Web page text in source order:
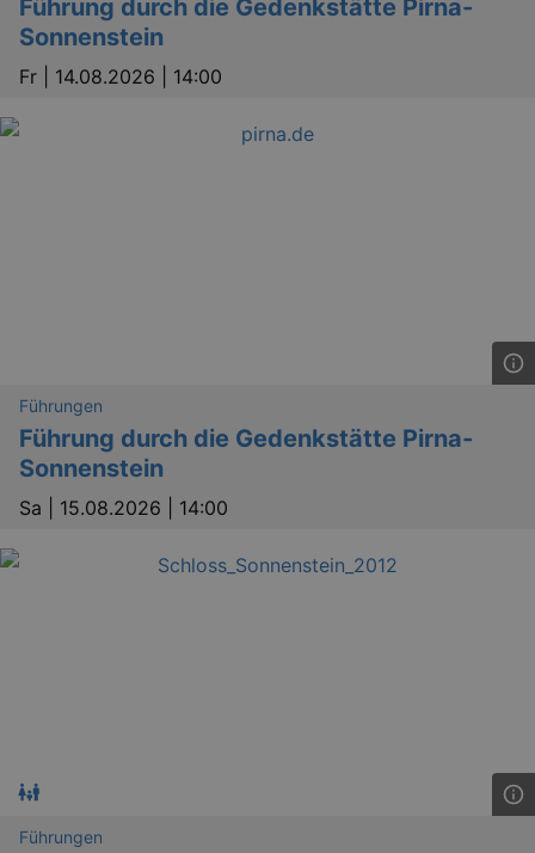
Führung durch die Gedenkstätte Pirna-
Sonnenstein
Fr | 14.08.2026 | 14:00
Führungen
Führung durch die Gedenkstätte Pirna-
Sonnenstein
Sa | 15.08.2026 | 14:00
Führungen